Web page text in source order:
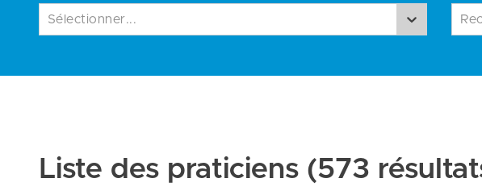
Sélectionner...
Liste des praticiens (573